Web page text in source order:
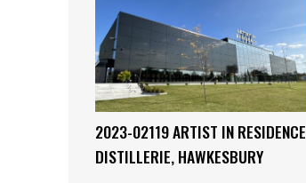
2023-02119 ARTIST IN RESIDENCE
DISTILLERIE, HAWKESBURY